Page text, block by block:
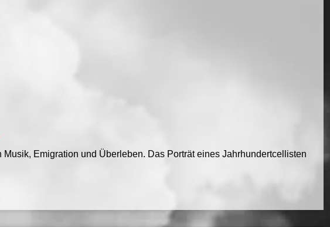
Musik, Emigration und Überleben. Das Porträt eines Jahrhundertcellisten